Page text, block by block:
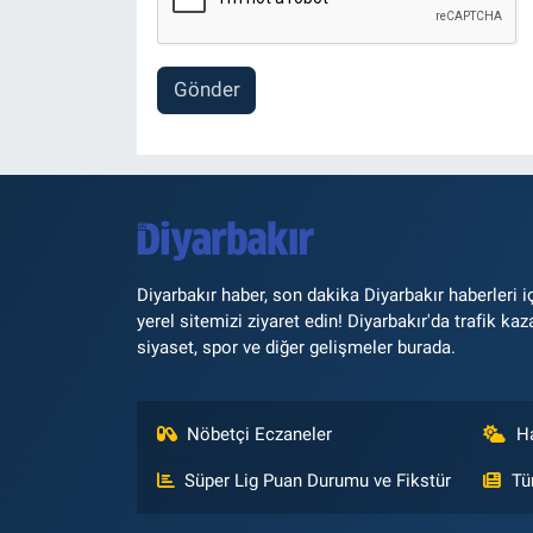
Gönder
Diyarbakır haber, son dakika Diyarbakır haberleri
yerel sitemizi ziyaret edin! Diyarbakır'da trafik
siyaset, spor ve diğer gelişmeler burada.
Nöbetçi Eczaneler
Süper Lig Puan Durumu ve Fikstür